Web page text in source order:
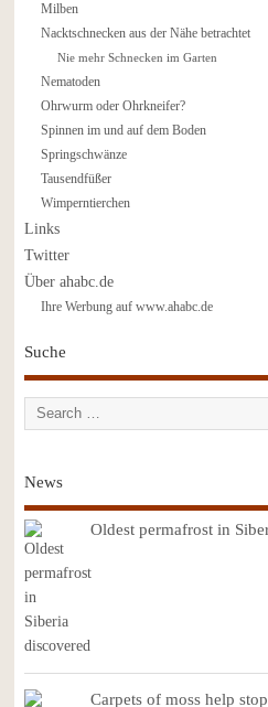
Milben
Nacktschnecken aus der Nähe betrachtet
Nie mehr Schnecken im Garten
Nematoden
Ohrwurm oder Ohrkneifer?
Spinnen im und auf dem Boden
Springschwänze
Tausendfüßer
Wimperntierchen
Links
Twitter
Über ahabc.de
Ihre Werbung auf www.ahabc.de
Suche
News
Oldest permafrost in
Carpets of moss help